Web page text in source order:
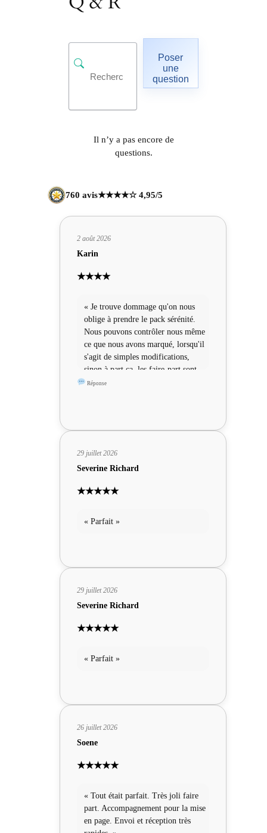
Poser
une
question
Il n’y a pas encore de
questions.
760 avis★★★★☆ 4,95/5
2 août 2026
Karin
★★★★
« Je trouve dommage qu'on nous
oblige à prendre le pack sérénité.
Nous pouvons contrôler nous même
ce que nous avons marqué, lorsqu'il
s'agit de simples modifications,
sinon à part ça, les faire-part sont
sympas »
Réponse
29 juillet 2026
Severine Richard
★★★★★
« Parfait »
29 juillet 2026
Severine Richard
★★★★★
« Parfait »
26 juillet 2026
Soene
★★★★★
« Tout était parfait. Très joli faire
part. Accompagnement pour la mise
en page. Envoi et réception très